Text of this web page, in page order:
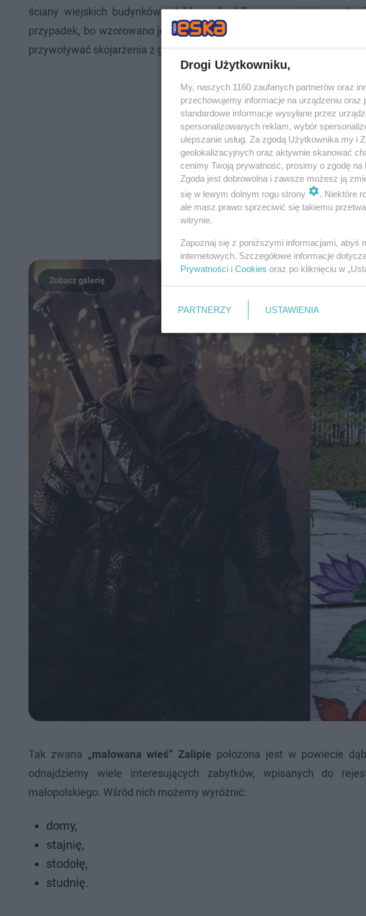
ściany wiejskich budynkówzdobią malowidła, przypominające
przypadek, bo wzorowano je naprawdziwej wsi Zalipie
przywoływać skojarzenia z grą
Tak zwana „malowana wieś” Zalipie położona jest w powiecie
odnajdziemy wiele interesujących zabytków, wpisanych do
małopolskiego. Wśród nich możemy wyróżnić:
domy,
stajnię,
stodołę,
studnię.
Drogi Użytkowniku,
My, naszych 1160 zaufanych partnerów oraz
przechowujemy informacje na urządzeniu
standardowe informacje wysyłane przez
spersonalizowanych reklam, wybór
ulepszanie usług. Za zgodą Użytkownika my i
geolokalizacyjnych oraz aktywnie skanować
cenimy Twoją prywatność, prosimy o zgodę
Zgoda jest dobrowolna i zawsze możesz ją
się w lewym dolnym rogu strony
. Niektóre
ale masz prawo sprzeciwić się takiemu
witrynie.
Zapoznaj się z poniższymi informacjami, abyś
internetowych. Szczegółowe informacje
Prywatności i Cookies oraz po kliknięciu w
PARTNERZY USTAWIENIA